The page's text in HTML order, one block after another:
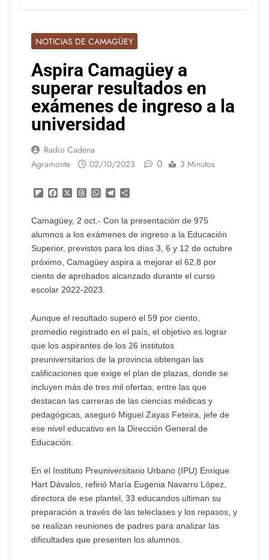
NOTICIAS DE CAMAGÜEY
Aspira Camagüey a
superar resultados en
exámenes de ingreso a la
universidad
Radio Cadena
Agramonte
02/10/2023 0 3 Minutos
Flipboard
FacebookThreadsWhatsApp
Telegram
Camagüey, 2 oct.- Con la presentación de 975
alumnos a los exámenes de ingreso a la Educación
Superior, previstos para los días 3, 6 y 12 de octubre
próximo, Camagüey aspira a mejorar el 62,8 por
ciento de aprobados alcanzado durante el curso
escolar 2022-2023.
Aunque el resultado superó el 59 por ciento,
promedio registrado en el país, el objetivo es lograr
que los aspirantes de los 26 institutos
preuniversitarios de la provincia obtengan las
calificaciones que exige el plan de plazas, donde se
incluyen más de tres mil ofertas, entre las que
destacan las carreras de las ciencias médicas y
pedagógicas, aseguró Miguel Zayas Feteira, jefe de
ese nivel educativo en la Dirección General de
Educación.
En el Instituto Preuniversitario Urbano (IPU) Enrique
Hart Dávalos, refirió María Eugenia Navarro López,
directora de ese plantel, 33 educandos ultiman su
preparación a través de las teleclases y los repasos, y
se realizan reuniones de padres para analizar las
dificultades que presenten los alumnos.